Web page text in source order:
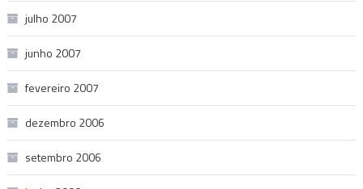
julho 2007
junho 2007
fevereiro 2007
dezembro 2006
setembro 2006